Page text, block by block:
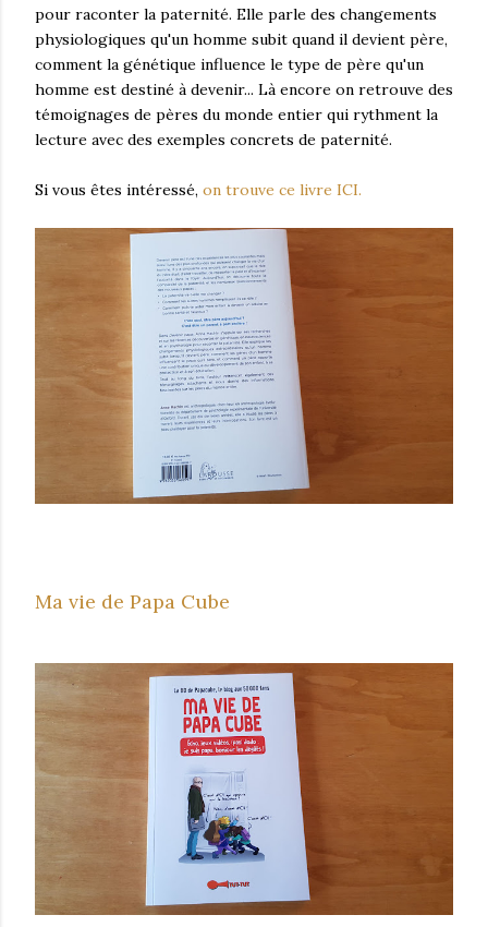
pour raconter la paternité. Elle parle des changements
physiologiques qu'un homme subit quand il devient père,
comment la génétique influence le type de père qu'un
homme est destiné à devenir... Là encore on retrouve des
témoignages de pères du monde entier qui rythment la
lecture avec des exemples concrets de paternité.
Si vous êtes intéressé, on trouve ce livre ICI.
Ma vie de Papa Cube